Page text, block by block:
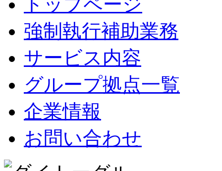
強制執行補助業務
サービス内容
グループ拠点一覧
企業情報
お問い合わせ